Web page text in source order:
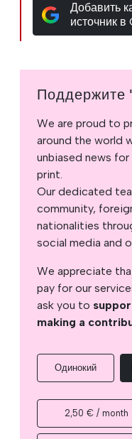
Добавить
источник в
Поддержите
We are proud to
around the world
unbiased news
print.
Our dedicated
community,
nationalities
social media and
We appreciate
pay for our
ask you to
making a
Одинокий
2,50 € / month